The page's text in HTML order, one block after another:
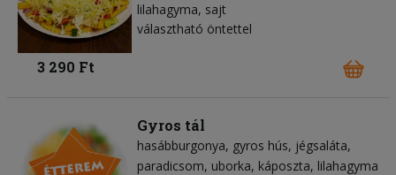
lilahagyma sajt
választható öntettel
3 290 Ft
Gyros tál
hasábburgonya gyros hús jégsaláta
paradicsom uborka káposzta lilahagyma